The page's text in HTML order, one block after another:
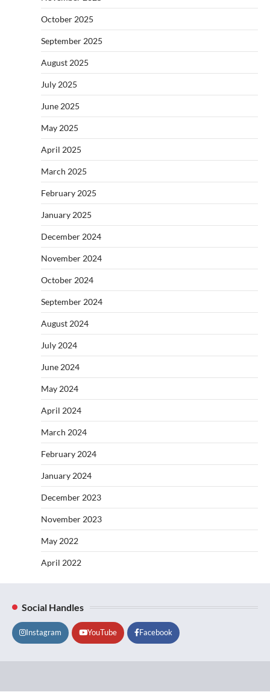
October 2025
September 2025
August 2025
July 2025
June 2025
May 2025
April 2025
March 2025
February 2025
January 2025
December 2024
November 2024
October 2024
September 2024
August 2024
July 2024
June 2024
May 2024
April 2024
March 2024
February 2024
January 2024
December 2023
November 2023
May 2022
April 2022
Social Handles
Instagram YouTube Facebook